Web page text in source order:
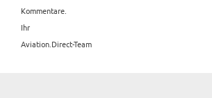
Kommentare.
Ihr
Aviation.Direct-Team